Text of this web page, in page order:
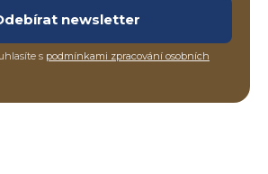
newsletter
s podmínkami zpracování osobních